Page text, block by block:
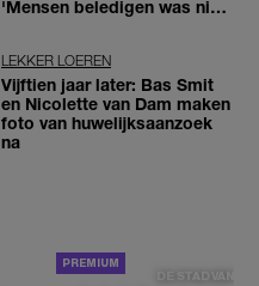
'Mensen beledigen was niet
LEKKER LOEREN
Vijftien jaar later: Bas Smit
en Nicolette van Dam maken
foto van huwelijksaanzoek
na
DE STAD VAN